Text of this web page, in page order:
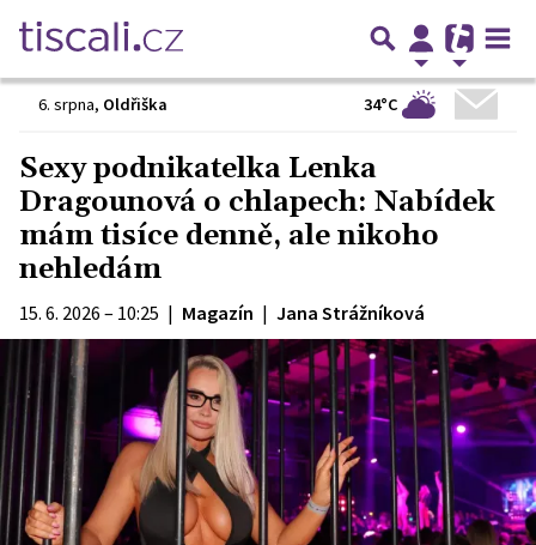
6. srpna, Oldřiška 34°C
Sexy podnikatelka Lenka
Dragounová o chlapech: Nabídek
mám tisíce denně, ale nikoho
nehledám
15. 6. 2026 – 10:25 | Magazín | Jana Strážníková